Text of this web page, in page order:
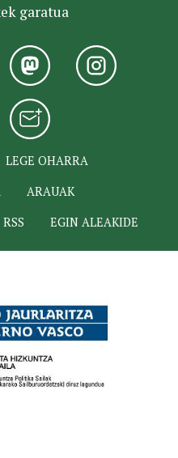
garatua
LEGE OHARRA
ARAUAK
RSS EGIN ALEAKIDE